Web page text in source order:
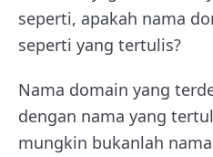
seperti, apakah nama
seperti yang tertulis?
Nama domain yang
dengan nama yang
mungkin bukanlah